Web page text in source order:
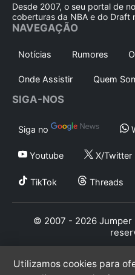
Desde 2007, o seu portal de
coberturas da NBA e do Draft
NAVEGAÇÃO
Notícias Rumores
Onde Assistir Quem
SIGA-NOS
Siga no
Youtube X/Twitter
TikTok Threads
© 2007 - 2026 Jumper
Utilizamos cookies para